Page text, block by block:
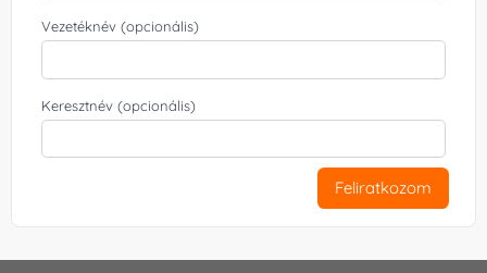
Vezetéknév (opcionális)
Keresztnév (opcionális)
Feliratkozom